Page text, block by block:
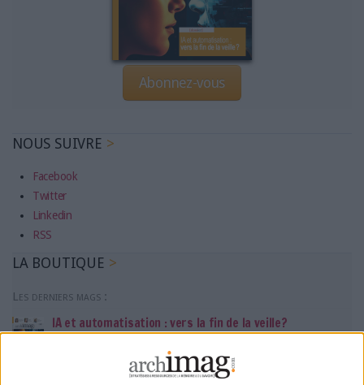
Abonnez-vous
NOUS SUIVRE
Facebook
Twitter
Linkedin
RSS
LA BOUTIQUE
Les derniers mags :
IA et automatisation : vers la fin de la veille?
Bibliothèques : comment survivre face aux pressions?